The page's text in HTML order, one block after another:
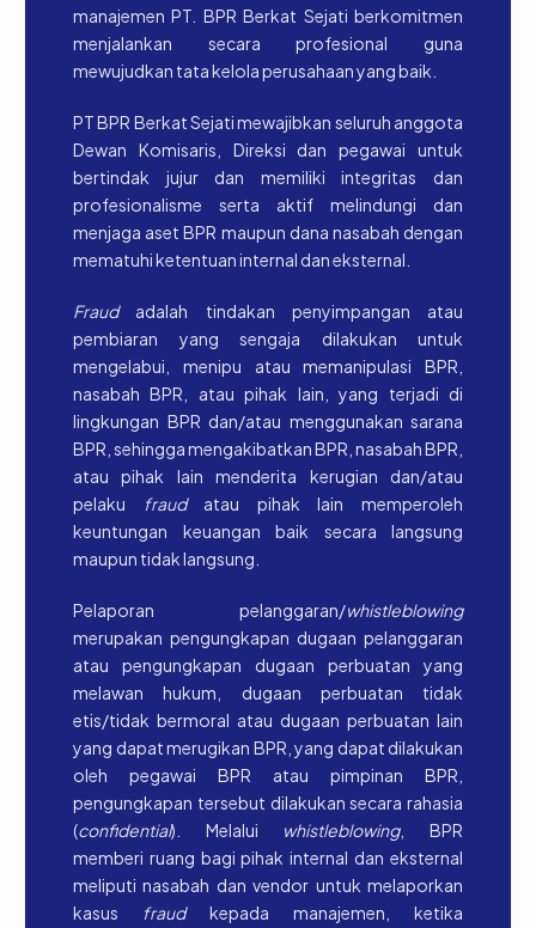
manajemen PT. BPR Berkat Sejati berkomitmen
menjalankan secara profesional guna
mewujudkan tata kelola perusahaan yang baik.
PT BPR Berkat Sejati mewajibkan seluruh anggota
Dewan Komisaris, Direksi dan pegawai untuk
bertindak jujur dan memiliki integritas dan
profesionalisme serta aktif melindungi dan
menjaga aset BPR maupun dana nasabah dengan
mematuhi ketentuan internal dan eksternal.
Fraudadalah tindakan penyimpangan atau
pembiaran yang sengaja dilakukan untuk
mengelabui, menipu atau memanipulasi BPR,
nasabah BPR, atau pihak lain, yang terjadi di
lingkungan BPR dan/atau menggunakan sarana
BPR, sehingga mengakibatkan BPR, nasabah BPR,
atau pihak lain menderita kerugian dan/atau
pelaku
fraudatau pihak lain memperoleh
keuntungan keuangan baik secara langsung
maupun tidak langsung.
Pelaporan pelanggaran/whistleblowing
merupakan pengungkapan dugaan pelanggaran
atau pengungkapan dugaan perbuatan yang
melawan hukum, dugaan perbuatan tidak
etis/tidak bermoral atau dugaan perbuatan lain
yang dapat merugikan BPR, yang dapat dilakukan
oleh pegawai BPR atau pimpinan BPR,
pengungkapan tersebut dilakukan secara rahasia
(confidential). Melalui whistleblowing, BPR
memberi ruang bagi pihak internal dan eksternal
meliputi nasabah dan vendor untuk melaporkan
kasus
fraudkepada manajemen, ketika